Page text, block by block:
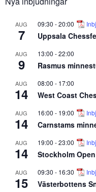
AUG
7
09:30 -20:00
Uppsala
AUG
9
13:00 -22:00
Rasmus
AUG
14
08:00 - 17:00
West Coast
AUG
14
16:00 - 19:00
Carnstams
AUG
14
19:00 -23:00
Stockholm Open
AUG
15
09:30 - 16:30
Västerbottens